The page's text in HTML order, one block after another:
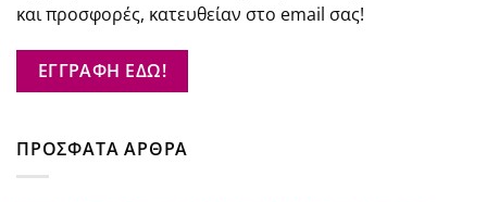
και προσφορές, κατευθείαν στο email σας!
ΕΓΓΡΑΦΗ ΕΔΩ!
ΠΡΟΣΦΑΤΑ ΑΡΘΡΑ